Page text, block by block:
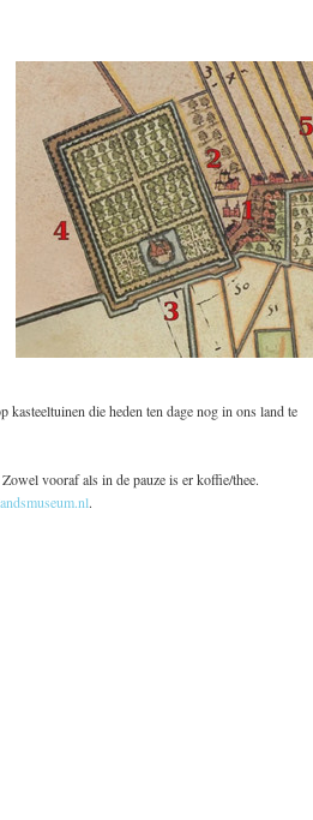
die heden ten dage nog in ons land te
vooraf als in de pauze is er koffie/thee.
.